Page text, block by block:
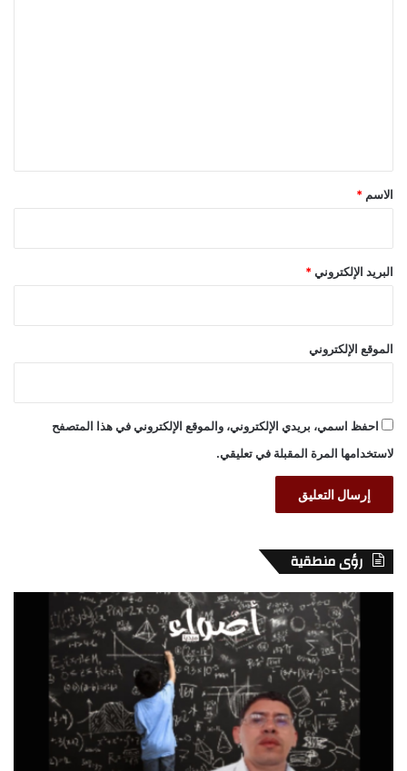
*
الاسم *
البريد الإلكتروني *
الموقع الإلكتروني
احفظ اسمي، بريدي الإلكتروني، والموقع الإلكتروني في هذا المتصفح
لاستخدامها المرة المقبلة في تعليقي.
رؤى منطقية